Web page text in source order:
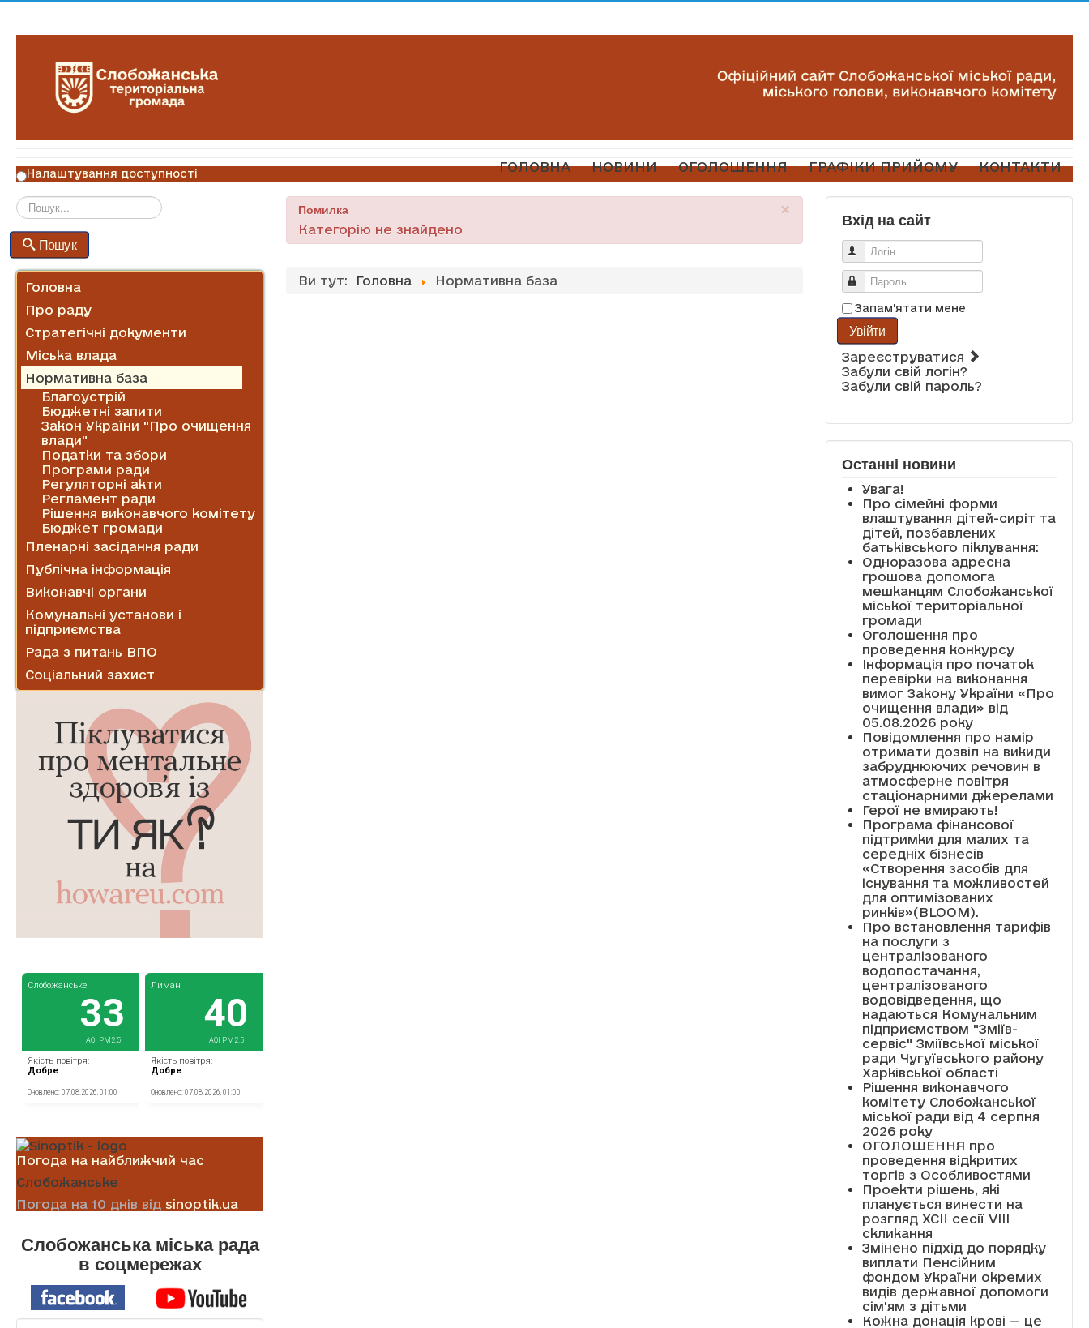
ГОЛОВНА НОВИНИ ОГОЛОШЕННЯ ГРАФІКИ ПРИЙОМУ КОНТАКТИ
Налаштування доступності
Пошук
Головна
Про раду
Стратегічні документи
Міська влада
Нормативна база
Благоустрій
Бюджетні запити
Закон України "Про очищення
влади"
Податки та збори
Програми ради
Регуляторні акти
Регламент ради
Рішення виконавчого комітету
Бюджет громади
Пленарні засідання ради
Публічна інформація
Виконавчі органи
Комунальні установи і
підприємства
Рада з питань ВПО
Соціальний захист
Погода на найближчий час
Слобожанське
Погода на 10 днів від sinoptik.ua
Слобожанська міська рада
в соцмережах
×
Помилка
Категорію не знайдено
Ви тут: Головна Нормативна база
Вхід на сайт
Логін
Пароль
Запам'ятати мене
Увійти
Зареєструватися
Забули свій логін?
Забули свій пароль?
Останні новини
Увага!
Про сімейні форми
влаштування дітей-сиріт та
дітей, позбавлених
батьківського піклування:
Одноразова адресна
грошова допомога
мешканцям Слобожанської
міської територіальної
громади
Оголошення про
проведення конкурсу
Інформація про початок
перевірки на виконання
вимог Закону України «Про
очищення влади» від
05.08.2026 року
Повідомлення про намір
отримати дозвіл на викиди
забруднюючих речовин в
атмосферне повітря
стаціонарними джерелами
Герої не вмирають!
Програма фінансової
підтримки для малих та
середніх бізнесів
«Створення засобів для
існування та можливостей
для оптимізованих
ринків»(BLOOM).
Про встановлення тарифів
на послуги з
централізованого
водопостачання,
централізованого
водовідведення, що
надаються Комунальним
підприємством "Зміїв-
сервіс" Зміївської міської
ради Чугуївського району
Харківської області
Рішення виконавчого
комітету Слобожанської
міської ради від 4 серпня
2026 року
ОГОЛОШЕННЯ про
проведення відкритих
торгів з Особливостями
Проекти рішень, які
планується винести на
розгляд XCII сесії VІІІ
скликання
Змінено підхід до порядку
виплати Пенсійним
фондом України окремих
видів державної допомоги
сім'ям з дітьми
Кожна донація крові — це